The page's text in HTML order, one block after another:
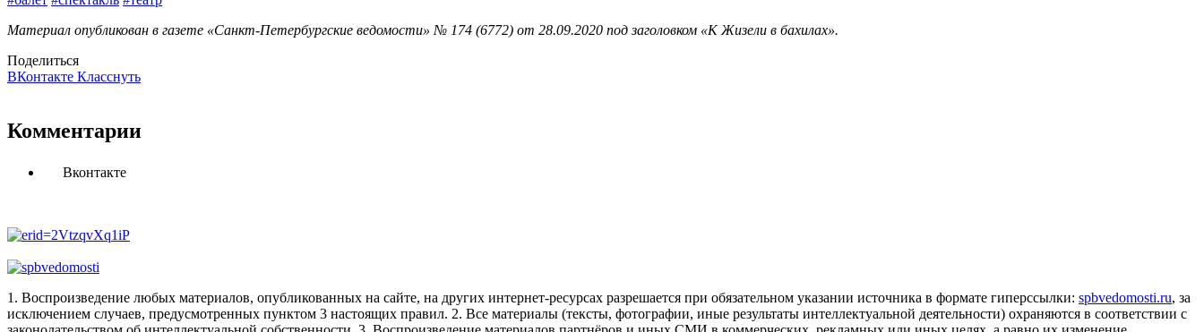
Материал опубликован в газете «Санкт-Петербургские ведомости» № 174 (6772) от 28.09.2020 под заголовком «К Жизели в бахилах».
Поделиться
ВКонтакте Класснуть
Комментарии
Вконтакте
1. Воспроизведение любых материалов, опубликованных на сайте, на других интернет-ресурсах разрешается при обязательном указании источника в формате гиперссылки: spbvedomosti.ru, за
исключением случаев, предусмотренных пунктом 3 настоящих правил. 2. Все материалы (тексты, фотографии, иные результаты интеллектуальной деятельности) охраняются в соответствии с